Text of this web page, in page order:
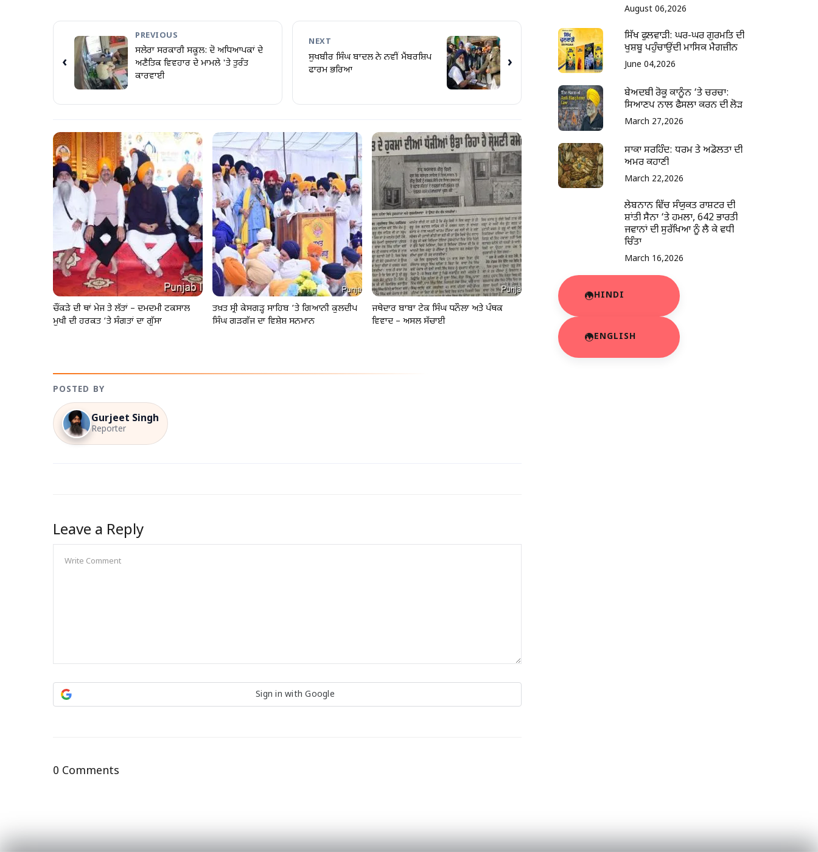
‹
PREVIOUS
ਸਲੇਰਾ ਸਰਕਾਰੀ ਸਕੂਲ: ਦੋ ਅਧਿਆਪਕਾਂ ਦੇ
ਅਣੈਤਿਕ ਵਿਵਹਾਰ ਦੇ ਮਾਮਲੇ 'ਤੇ ਤੁਰੰਤ
ਕਾਰਵਾਈ
NEXT
ਸੁਖਬੀਰ ਸਿੰਘ ਬਾਦਲ ਨੇ ਨਵੀਂ ਮੈਂਬਰਸ਼ਿਪ
ਫਾਰਮ ਭਰਿਆ
›
ਚੌਂਕੜੇ ਦੀ ਥਾਂ ਮੇਜ ਤੇ ਲੱਤਾਂ – ਦਮਦਮੀ ਟਕਸਾਲ
ਮੁਖੀ ਦੀ ਹਰਕਤ ’ਤੇ ਸੰਗਤਾਂ ਦਾ ਗੁੱਸਾ
ਤਖ਼ਤ ਸ੍ਰੀ ਕੇਸਗੜ੍ਹ ਸਾਹਿਬ ’ਤੇ ਗਿਆਨੀ ਕੁਲਦੀਪ
ਸਿੰਘ ਗੜਗੱਜ ਦਾ ਵਿਸ਼ੇਸ਼ ਸਨਮਾਨ
ਜਥੇਦਾਰ ਬਾਬਾ ਟੇਕ ਸਿੰਘ ਧਨੌਲਾ ਅਤੇ ਪੰਥਕ
ਵਿਵਾਦ – ਅਸਲ ਸੱਚਾਈ
POSTED BY
Gurjeet Singh
Reporter
Leave a Reply
Sign in with Google
0 Comments
August 06,2026
ਸਿੱਖ ਫੁਲਵਾੜੀ: ਘਰ-ਘਰ ਗੁਰਮਤਿ ਦੀ
ਖੁਸ਼ਬੂ ਪਹੁੰਚਾਉਂਦੀ ਮਾਸਿਕ ਮੈਗਜ਼ੀਨ
June 04,2026
ਬੇਅਦਬੀ ਰੋਕੂ ਕਾਨੂੰਨ ‘ਤੇ ਚਰਚਾ:
ਸਿਆਣਪ ਨਾਲ ਫੈਸਲਾ ਕਰਨ ਦੀ ਲੋੜ
March 27,2026
ਸਾਕਾ ਸਰਹਿੰਦ: ਧਰਮ ਤੇ ਅਡੋਲਤਾ ਦੀ
ਅਮਰ ਕਹਾਣੀ
March 22,2026
ਲੇਬਨਾਨ ਵਿੱਚ ਸੰਯੁਕਤ ਰਾਸ਼ਟਰ ਦੀ
ਸ਼ਾਂਤੀ ਸੈਨਾ ‘ਤੇ ਹਮਲਾ, 642 ਭਾਰਤੀ
ਜਵਾਨਾਂ ਦੀ ਸੁਰੱਖਿਆ ਨੂੰ ਲੈ ਕੇ ਵਧੀ
ਚਿੰਤਾ
March 16,2026
HINDI
ENGLISH